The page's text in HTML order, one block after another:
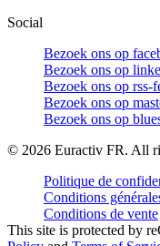
Social
Bezoek ons op
Bezoek ons op
Bezoek ons op rss-
Bezoek ons op
Bezoek ons op
© 2026 Euractiv FR. All
Politique de
Conditions
Conditions de vente
This site is protected by